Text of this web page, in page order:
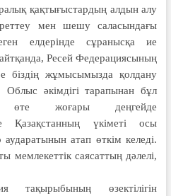
қақтығыстардың алдын алу
мен шешу саласындағы
елдерінде сұранысқа ие
айтқанда, Ресей Федерациясының
біздің жұмысымызда қолдану
әкімдігі тарапынан бұл
өте жоғары деңгейде
Қазақстанның үкіметі осы
атап өткім келеді.
мемлекеттік саясаттың дәлелі,
тақырыбының өзектілігін